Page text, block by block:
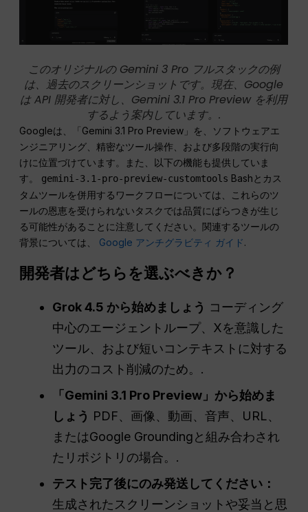
このオリジナルの Gemini 3 Pro フルスタックの例
は、過去のスクリーンショットです。現在、Google
は API 開発者に対し、Gemini 3.1 Pro Preview を利用
するよう案内しています。.
Googleは、「Gemini 3.1 Pro Preview」を、ソフトウェアエ
ンジニアリング、精密なツール操作、および多段階の実行向
けに位置づけています。また、以下の機能も提供していま
す。 gemini-3.1-pro-preview-customtools Bashとカス
タムツールを併用するワークフローについては、これらのツ
ールの恩恵を受けられないタスクでは品質にばらつきが生じ
る可能性があることに注意してください。関連するツールの
背景については、 Google アンチグラビティ ガイド.
開発者はどちらを選ぶべきか？
Grok 4.5 から始めましょう コーディング
中心のエージェントループ、Xを意識した
ツール、および短いコンテキストに対する
出力のコスト削減のため。.
「Gemini 3.1 Pro Preview」から始めま
しょう PDF、画像、動画、音声、URL、
またはGoogle Groundingと組み合わされ
たリポジトリの場合。.
テスト完了後にのみ発送してください：
生成されたスクリーンショットや妥当と思